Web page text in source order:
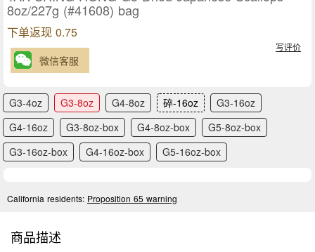
8oz/227g (#41608) bag
下单返现 0.75
写评价
微信客服
G3-4oz G3-8oz G4-8oz 碎-16oz
G3-16oz
G4-16oz
G3-8oz-box G4-8oz-box
G5-8oz-box
G3-16oz-box
G4-16oz-box G5-16oz-box
California residents: Proposition 65 warning
商品描述